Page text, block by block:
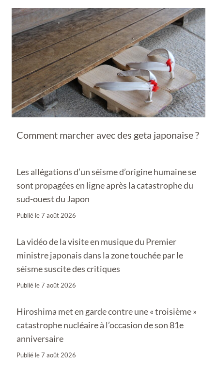
Comment marcher avec des geta japonaise ?
Les allégations d’un séisme d’origine humaine se
sont propagées en ligne après la catastrophe du
sud-ouest du Japon
Publié le7 août 2026
La vidéo de la visite en musique du Premier
ministre japonais dans la zone touchée par le
séisme suscite des critiques
Publié le7 août 2026
Hiroshima met en garde contre une « troisième »
catastrophe nucléaire à l’occasion de son 81e
anniversaire
Publié le7 août 2026